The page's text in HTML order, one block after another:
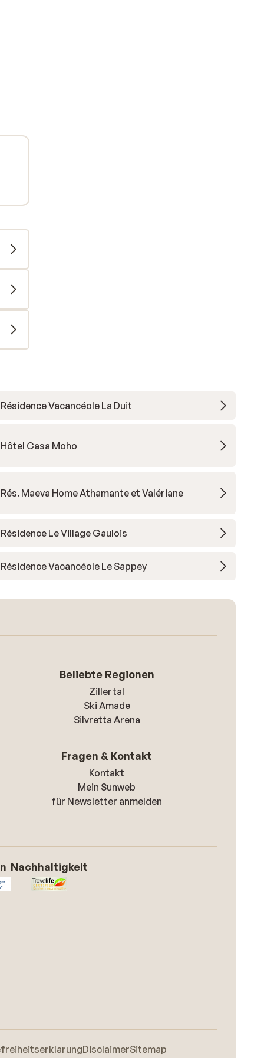
Résidence Vacancéole La Duit
Hôtel Casa Moho
Rés. Maeva Home Athamante et Valériane
Résidence Le Village Gaulois
Résidence Vacancéole Le Sappey
Beliebte Regionen
Zillertal
Ski Amade
Silvretta Arena
Fragen & Kontakt
Kontakt
Mein Sunweb
für Newsletter anmelden
Nachhaltigkeit
DisclaimerSitemap